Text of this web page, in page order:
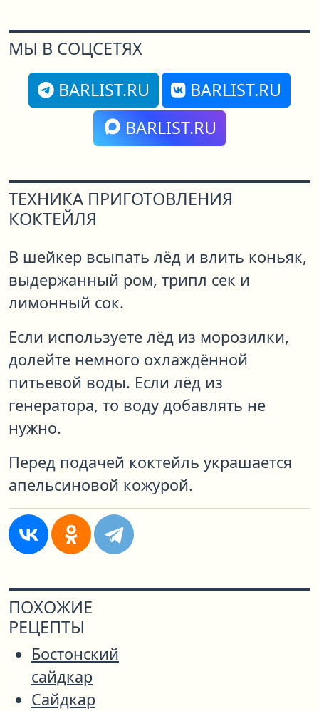
МЫ В СОЦСЕТЯХ
BARLIST.RU
BARLIST.RU
BARLIST.RU
ТЕХНИКА ПРИГОТОВЛЕНИЯ
КОКТЕЙЛЯ
В шейкер всыпать лёд и влить коньяк,
выдержанный ром, трипл сек и
лимонный сок.
Если используете лёд из морозилки,
долейте немного охлаждённой
питьевой воды. Если лёд из
генератора, то воду добавлять не
нужно.
Перед подачей коктейль украшается
апельсиновой кожурой.
ПОХОЖИЕ
РЕЦЕПТЫ
Бостонский
сайдкар
Сайдкар